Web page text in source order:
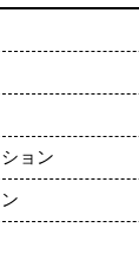
ョン